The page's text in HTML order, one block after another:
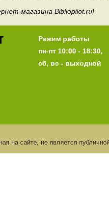
магазина Bibliopilot.ru!
Режим работы
пн-пт 10:00 - 18:30,
сб, вс - выходной
на сайте, не является